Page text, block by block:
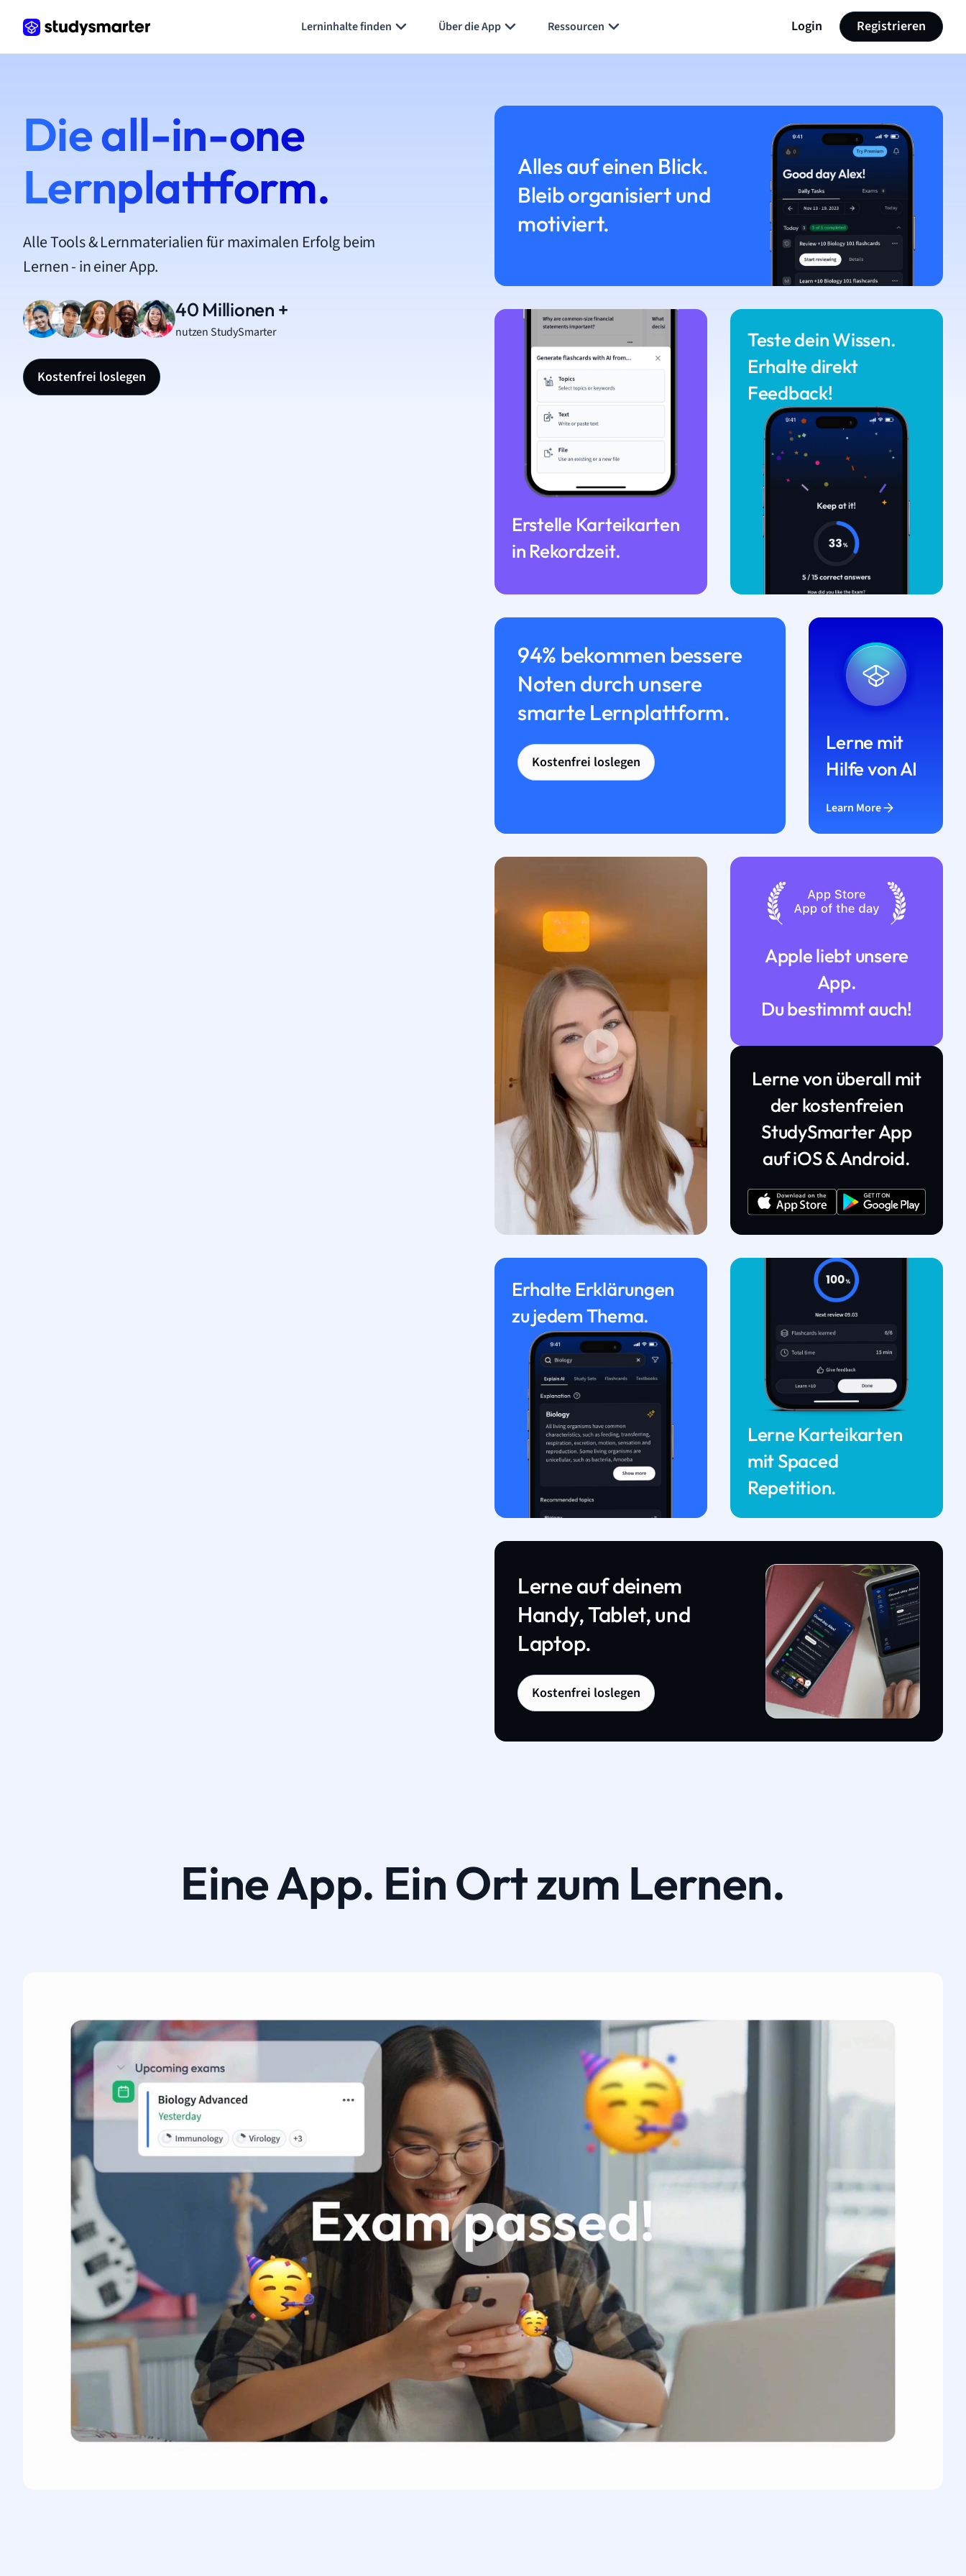
Lerninhalte finden Über die App Ressourcen Login Registrieren
Die all-in-one
Lernplattform.
Alle Tools & Lernmaterialien für maximalen Erfolg beim
Lernen - in einer App.
40 Millionen +
nutzen StudySmarter
Kostenfrei loslegen
Alles auf einen Blick.
Bleib organisiert und
motiviert.
Erstelle Karteikarten
in Rekordzeit.
Teste dein Wissen.
Erhalte direkt
Feedback!
94% bekommen bessere
Noten durch unsere
smarte Lernplattform.
Kostenfrei loslegen
Lerne mit
Hilfe von AI
Learn More
Apple liebt unsere
App.
Du bestimmt auch!
Lerne von überall mit
der kostenfreien
StudySmarter App
auf iOS & Android.
Erhalte Erklärungen
zu jedem Thema.
Lerne Karteikarten
mit Spaced
Repetition.
Lerne auf deinem
Handy, Tablet, und
Laptop.
Kostenfrei loslegen
Eine App. Ein Ort zum Lernen.